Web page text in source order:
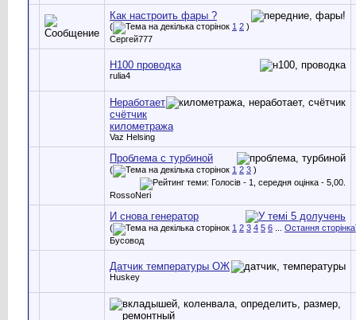
Как настроить фары ?
( 1 2 )
Сергей777
Н100 проводка
rulia4
Неработает
счётчик
километража
Vaz Helsing
Проблема с турбиной
( 1 2 3 )
RossoNeri
И снова генератор
( 1 2 3 4 5 6 Остання сторінка
Бусовод
Датчик температуры ОЖ
Huskey